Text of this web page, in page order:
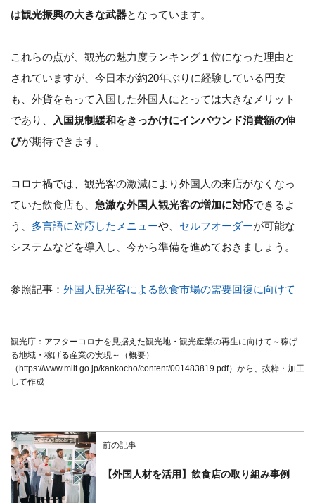
は観光振興の大きな武器となっています。
これらの点が、観光の魅力度ランキング１位になった理由と
されていますが、今日本が約20年ぶりに経験している円安
も、外貨をもって入国した外国人にとっては大きなメリット
であり、
入国規制緩和をきっかけにインバウンド消費額の伸
びが期待できます。
コロナ禍では、観光客の激減により外国人の来店がなくなっ
ていた飲食店も、 急激な外国人観光客の増加に対応できるよ
う、 多言語に対応したメニューや、 セルフオーダーが可能な
システムなどを導入し、今から準備を進めておきましょう。
参照記事： 外国人観光客による飲食市場の需要回復に向けて
観光庁：アフターコロナを見据えた観光地・観光産業の再生に向けて～稼げ
る地域・稼げる産業の実現～（概要）
（https://www.mlit.go.jp/kankocho/content/001483819.pdf）から、抜粋・加工
して作成
前の記事
【外国人材を活用】飲食店の取り組み事例